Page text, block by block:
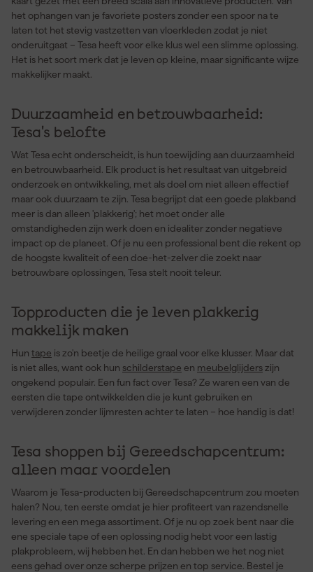
het ophangen van je favoriete posters zonder een spoor na te
laten tot het stevig vastzetten van vloerkleden zodat je niet
onderuitgaat – Tesa heeft voor elke klus wel een slimme oplossing.
Het is het soort merk dat je leven op kleine, maar significante wijze
makkelijker maakt.
Duurzaamheid en betrouwbaarheid:
Tesa's belofte
Wat Tesa echt onderscheidt, is hun toewijding aan duurzaamheid
en betrouwbaarheid. Elk product is het resultaat van uitgebreid
onderzoek en ontwikkeling, met als doel om niet alleen effectief
maar ook duurzaam te zijn. Tesa begrijpt dat een goede plakband
meer is dan alleen 'plakkerig'; het moet onder alle
omstandigheden zijn werk doen en idealiter zonder negatieve
impact op de planeet. Of je nu een professional bent die rekent op
de hoogste kwaliteit of een doe-het-zelver die zoekt naar
betrouwbare oplossingen, Tesa stelt nooit teleur.
Topproducten die je leven plakkerig
makkelijk maken
Hun tape is zo'n beetje de heilige graal voor elke klusser. Maar dat
is niet alles, want ook hun schilderstape en meubelglijders zijn
ongekend populair. Een fun fact over Tesa? Ze waren een van de
eersten die tape ontwikkelden die je kunt gebruiken en
verwijderen zonder lijmresten achter te laten – hoe handig is dat!
Tesa shoppen bij Gereedschapcentrum:
alleen maar voordelen
Waarom je Tesa-producten bij Gereedschapcentrum zou moeten
halen? Nou, ten eerste omdat je hier profiteert van razendsnelle
levering en een mega assortiment. Of je nu op zoek bent naar die
ene speciale tape of een oplossing nodig hebt voor een lastig
plakprobleem, wij hebben het. En dan hebben we het nog niet
eens gehad over onze scherpe prijzen en top service. Bestel je